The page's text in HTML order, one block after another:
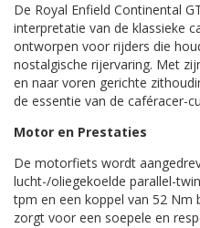
De Royal Enfield Continental
interpretatie van de klassieke
ontworpen voor rijders die
nostalgische rijervaring. Met
en naar voren gerichte
de essentie van de caféracer-
Motor en Prestaties
De motorfiets wordt
lucht-/oliegekoelde parallel-
tpm en een koppel van 52 Nm
zorgt voor een soepele en